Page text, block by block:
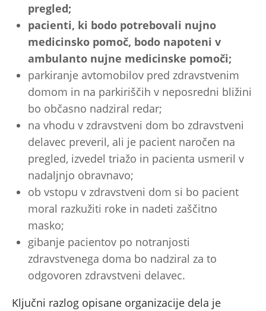
pregled;
pacienti, ki bodo potrebovali nujno
medicinsko pomoč, bodo napoteni v
ambulanto nujne medicinske pomoči;
parkiranje avtomobilov pred zdravstvenim
domom in na parkiriščih v neposredni bližini
bo občasno nadziral redar;
na vhodu v zdravstveni dom bo zdravstveni
delavec preveril, ali je pacient naročen na
pregled, izvedel triažo in pacienta usmeril v
nadaljnjo obravnavo;
ob vstopu v zdravstveni dom si bo pacient
moral razkužiti roke in nadeti zaščitno
masko;
gibanje pacientov po notranjosti
zdravstvenega doma bo nadziral za to
odgovoren zdravstveni delavec.
Ključni razlog opisane organizacije dela je